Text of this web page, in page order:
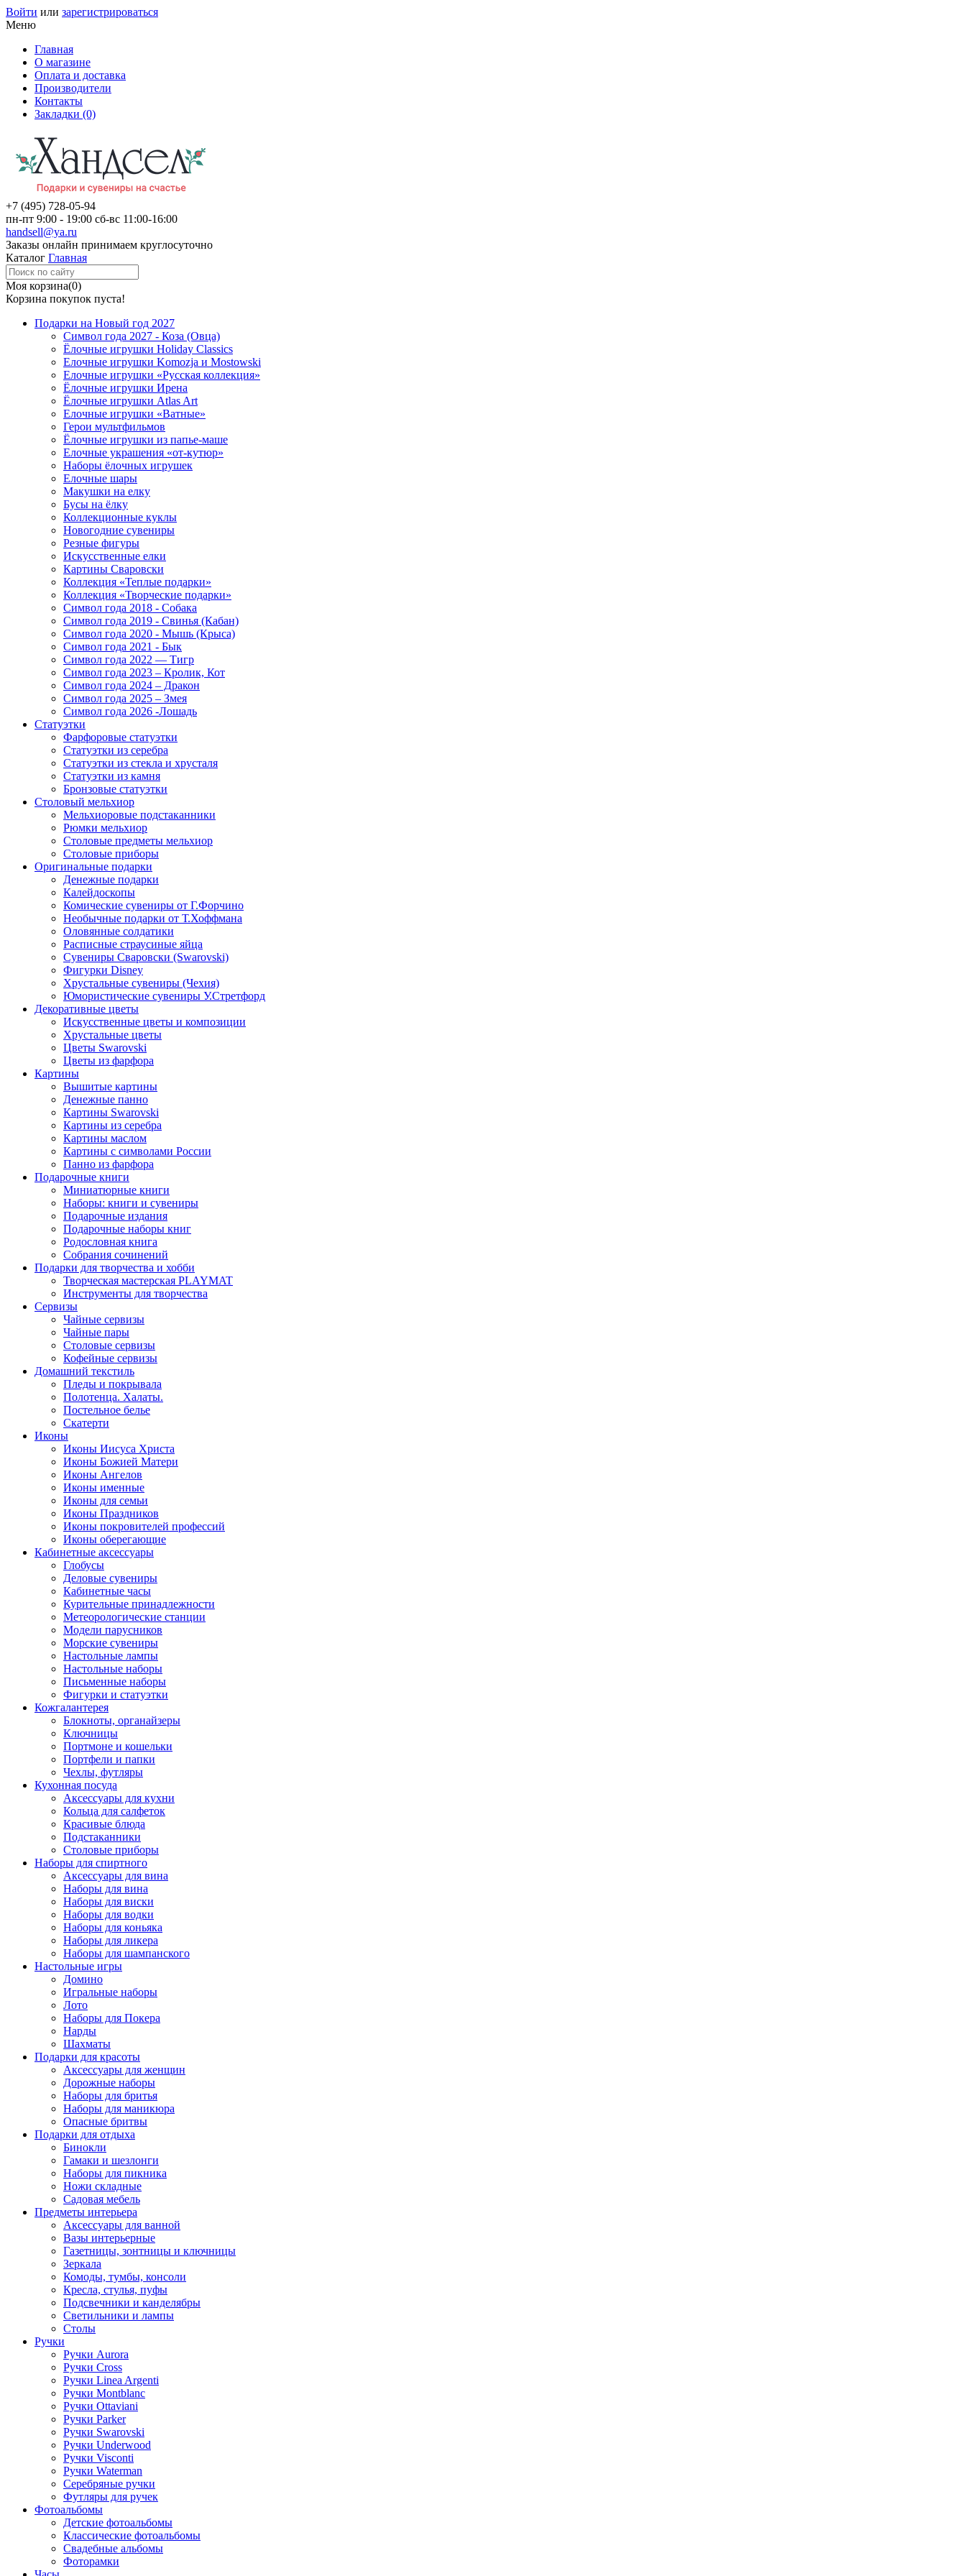
Войти или зарегистрироваться
Меню
Главная
О магазине
Оплата и доставка
Производители
Контакты
Закладки (0)
+7 (495) 728-05-94
пн-пт 9:00 - 19:00 сб-вс 11:00-16:00
handsell@ya.ru
Заказы онлайн принимаем круглосуточно
Каталог Главная
Моя корзина(0)
Корзина покупок пуста!
Подарки на Новый год 2027
Символ года 2027 - Коза (Овца)
Ёлочные игрушки Holiday Classics
Елочные игрушки Komozja и Mostowski
Елочные игрушки «Русская коллекция»
Ёлочные игрушки Ирена
Ёлочные игрушки Atlas Art
Елочные игрушки «Ватные»
Герои мультфильмов
Ёлочные игрушки из папье-маше
Елочные украшения «от-кутюр»
Наборы ёлочных игрушек
Елочные шары
Макушки на елку
Бусы на ёлку
Коллекционные куклы
Новогодние сувениры
Резные фигуры
Искусственные елки
Картины Сваровски
Коллекция «Теплые подарки»
Коллекция «Творческие подарки»
Символ года 2018 - Собака
Символ года 2019 - Свинья (Кабан)
Символ года 2020 - Мышь (Крыса)
Символ года 2021 - Бык
Символ года 2022 — Тигр
Символ года 2023 – Кролик, Кот
Символ года 2024 – Дракон
Символ года 2025 – Змея
Символ года 2026 -Лошадь
Статуэтки
Фарфоровые статуэтки
Статуэтки из серебра
Статуэтки из стекла и хрусталя
Статуэтки из камня
Бронзовые статуэтки
Столовый мельхиор
Мельхиоровые подстаканники
Рюмки мельхиор
Столовые предметы мельхиор
Столовые приборы
Оригинальные подарки
Денежные подарки
Калейдоскопы
Комические сувениры от Г.Форчино
Необычные подарки от Т.Хоффмана
Оловянные солдатики
Расписные страусиные яйца
Сувениры Сваровски (Swarovski)
Фигурки Disney
Хрустальные сувениры (Чехия)
Юмористические сувениры У.Стретфорд
Декоративные цветы
Искусственные цветы и композиции
Хрустальные цветы
Цветы Swarovski
Цветы из фарфора
Картины
Вышитые картины
Денежные панно
Картины Swarovski
Картины из серебра
Картины маслом
Картины с символами России
Панно из фарфора
Подарочные книги
Миниатюрные книги
Наборы: книги и сувениры
Подарочные издания
Подарочные наборы книг
Родословная книга
Собрания сочинений
Подарки для творчества и хобби
Творческая мастерская PLAYMAT
Инструменты для творчества
Cервизы
Чайные сервизы
Чайные пары
Столовые сервизы
Кофейные сервизы
Домашний текстиль
Пледы и покрывала
Полотенца. Халаты.
Постельное белье
Скатерти
Иконы
Иконы Иисуса Христа
Иконы Божией Матери
Иконы Ангелов
Иконы именные
Иконы для семьи
Иконы Праздников
Иконы покровителей профессий
Иконы оберегающие
Кабинетные аксессуары
Глобусы
Деловые сувениры
Кабинетные часы
Курительные принадлежности
Метеорологические станции
Модели парусников
Морские сувениры
Настольные лампы
Настольные наборы
Письменные наборы
Фигурки и статуэтки
Кожгалантерея
Блокноты, органайзеры
Ключницы
Портмоне и кошельки
Портфели и папки
Чехлы, футляры
Кухонная посуда
Аксессуары для кухни
Кольца для салфеток
Красивые блюда
Подстаканники
Столовые приборы
Наборы для спиртного
Аксессуары для вина
Наборы для вина
Наборы для виски
Наборы для водки
Наборы для коньяка
Наборы для ликера
Наборы для шампанского
Настольные игры
Домино
Игральные наборы
Лото
Наборы для Покера
Нарды
Шахматы
Подарки для красоты
Аксессуары для женщин
Дорожные наборы
Наборы для бритья
Наборы для маникюра
Опасные бритвы
Подарки для отдыха
Бинокли
Гамаки и шезлонги
Наборы для пикника
Ножи складные
Садовая мебель
Предметы интерьера
Аксессуары для ванной
Вазы интерьерные
Газетницы, зонтницы и ключницы
Зеркала
Комоды, тумбы, консоли
Кресла, стулья, пуфы
Подсвечники и канделябры
Светильники и лампы
Столы
Ручки
Ручки Aurora
Ручки Cross
Ручки Linea Argenti
Ручки Montblanc
Ручки Ottaviani
Ручки Parker
Ручки Swarovski
Ручки Underwood
Ручки Visconti
Ручки Waterman
Серебряные ручки
Футляры для ручек
Фотоальбомы
Детские фотоальбомы
Классические фотоальбомы
Свадебные альбомы
Фоторамки